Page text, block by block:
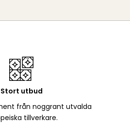
Stort utbud
från noggrant utvalda
tillverkare.